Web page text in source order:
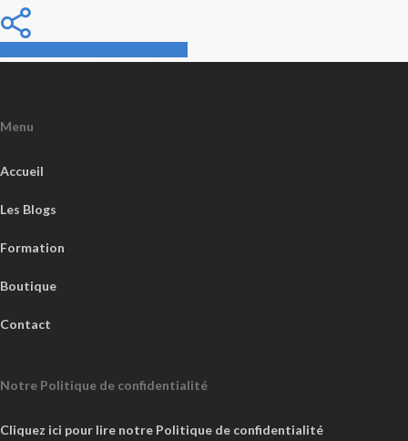
Share
Menu
Accueil
Les Blogs
Formation
Boutique
Contact
Notre Politique de confidentialité
Cliquez ici pour lire notre Politique de confidentialité